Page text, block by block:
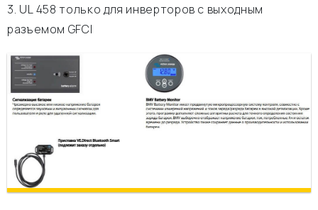
3. UL 458 только для инверторов с выходным
разъемом GFCI